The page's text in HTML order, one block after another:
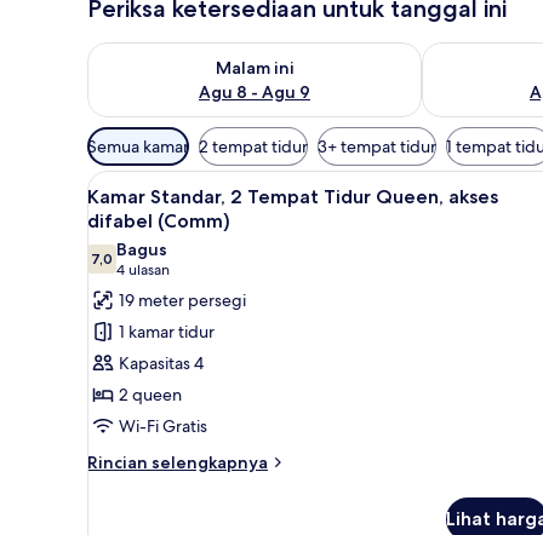
Periksa ketersediaan untuk tanggal ini
Malam ini
Agu 8 - Agu 9
Periksa ketersediaan untuk malam ini Agu 8 - Agu 9
Periksa
Filter
tersedia
untuk
kamar
Semua kamar 2 tempat tidur 3+ tempat tidur 1 tempat
Lihat
semua
foto
untuk
Kamar
Standar,
2
Tempat
Tidur
Queen,
akses
Brankas, meja kerja, setrika/
6
Kamar Standar, 2 Tempat Tidur Queen, akses
difabel (Comm)
7,07,0 dari 10
Bagus
4 ulasan
(4
ulasan)
19 meter persegi
1 kamar tidur
Kapasitas 4
2 queen
Wi-Fi Gratis
Rincian selengkapnya
Rincian
Lihat